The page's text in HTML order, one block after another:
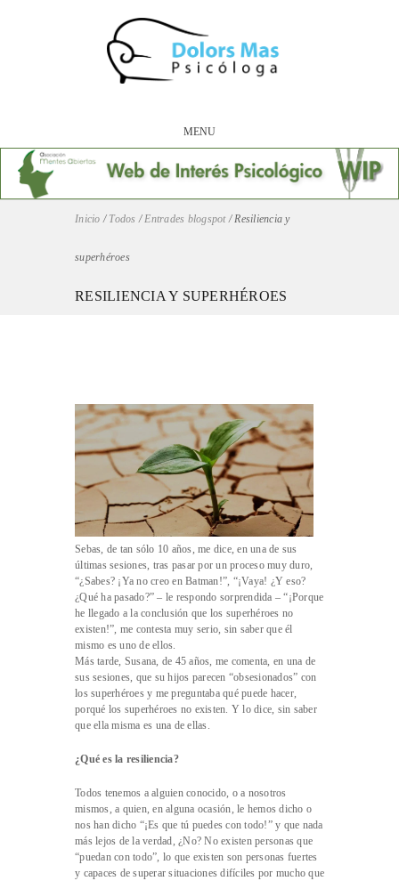
MENU
Inicio / Todos /Entrades blogspot/Resiliencia y
superhéroes
RESILIENCIA Y SUPERHÉROES
Sebas, de tan sólo 10 años, me dice, en una de sus
últimas sesiones, tras pasar por un proceso muy duro,
“¿Sabes? ¡Ya no creo en Batman!”, “¡Vaya! ¿Y eso?
¿Qué ha pasado?” – le respondo sorprendida – “¡Porque
he llegado a la conclusión que los superhéroes no
existen!”, me contesta muy serio, sin saber que él
mismo es uno de ellos.
Más tarde, Susana, de 45 años, me comenta, en una de
sus sesiones, que su hijos parecen “obsesionados” con
los superhéroes y me preguntaba qué puede hacer,
porqué los superhéroes no existen. Y lo dice, sin saber
que ella misma es una de ellas.
¿Qué es la resiliencia?
Todos tenemos a alguien conocido, o a nosotros
mismos, a quien, en alguna ocasión, le hemos dicho o
nos han dicho “¡Es que tú puedes con todo!” y que nada
más lejos de la verdad, ¿No? No existen personas que
“puedan con todo”, lo que existen son personas fuertes
y capaces de superar situaciones difíciles por mucho que